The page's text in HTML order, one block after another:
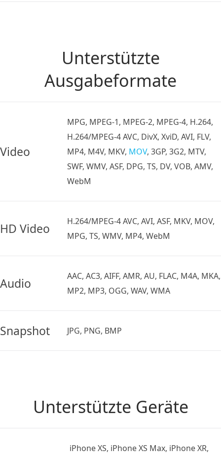
Unterstützte
Ausgabeformate
Video
MPG, MPEG-1, MPEG-2, MPEG-4, H.264,
H.264/MPEG-4 AVC, DivX, XviD, AVI, FLV,
MP4, M4V, MKV, MOV, 3GP, 3G2, MTV,
SWF, WMV, ASF, DPG, TS, DV, VOB, AMV,
WebM
HD Video
H.264/MPEG-4 AVC, AVI, ASF, MKV, MOV,
MPG, TS, WMV, MP4, WebM
Audio
AAC, AC3, AIFF, AMR, AU, FLAC, M4A, MKA,
MP2, MP3, OGG, WAV, WMA
Snapshot JPG, PNG, BMP
Unterstützte Geräte
iPhone XS, iPhone XS Max, iPhone XR,